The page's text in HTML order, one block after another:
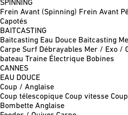
SPINNING
Frein Avant (Spinning) Frein Avant
Capotés
BAITCASTING
Baitcasting Eau Douce Baitcasting
Carpe Surf Débrayables Mer / Exo /
bateau Traine Électrique Bobines
CANNES
EAU DOUCE
Coup / Anglaise
Coup télescopique Coup vitesse
Bombette Anglaise